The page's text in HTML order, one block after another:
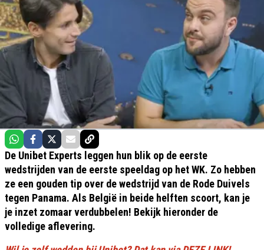
De Unibet Experts leggen hun blik op de eerste
wedstrijden van de eerste speeldag op het WK. Zo hebben
ze een gouden tip over de wedstrijd van de Rode Duivels
tegen Panama. Als België in beide helften scoort, kan je
je inzet zomaar verdubbelen! Bekijk hieronder de
volledige aflevering.